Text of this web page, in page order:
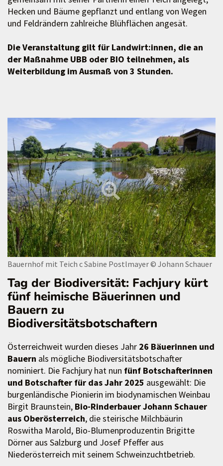
Hecken und Bäume gepflanzt und entlang von Wegen
und Feldrändern zahlreiche Blühflächen angesät.
Die Veranstaltung gilt für Landwirt:innen, die an
der Maßnahme UBB oder BIO teilnehmen, als
Weiterbildung im Ausmaß von 3 Stunden.
Bauernhof mit Teich c Sabine Postlmayer© Johann Schauer
Tag der Biodiversität: Fachjury kürt
fünf heimische Bäuerinnen und
Bauern zu
Biodiversitätsbotschaftern
Österreichweit wurden dieses Jahr 26 Bäuerinnen und
Bauern als mögliche Biodiversitätsbotschafter
nominiert. Die Fachjury hat nun fünf Botschafterinnen
und Botschafter für das Jahr 2025 ausgewählt: Die
burgenländische Pionierin im biodynamischen Weinbau
Birgit Braunstein, Bio-Rinderbauer Johann Schauer
aus Oberösterreich, die steirische Milchbäurin
Roswitha Marold, Bio-Blumenproduzentin Brigitte
Dörner aus Salzburg und Josef Pfeffer aus
Niederösterreich mit seinem Schweinzuchtbetrieb.